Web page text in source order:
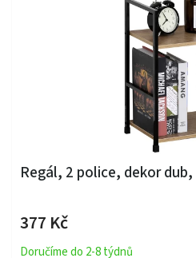
Regál, 2 police, dekor
377 Kč
Doručíme do 2-8 týdnů